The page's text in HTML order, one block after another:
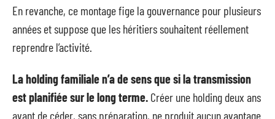
En revanche, ce montage fige la gouvernance pour plusieurs
années et suppose que les héritiers souhaitent réellement
reprendre l’activité.
La holding familiale n’a de sens que si la transmission
est planifiée sur le long terme. Créer une holding deux ans
avant de céder, sans préparation, ne produit aucun avantage